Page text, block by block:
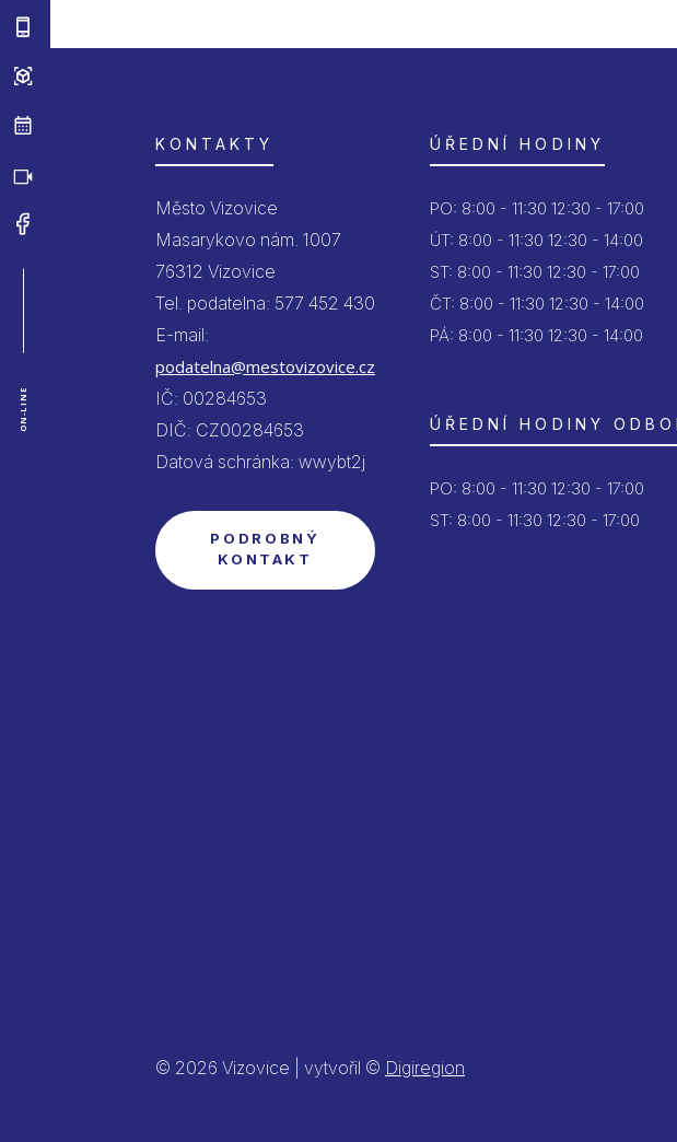
ON-LINE
KONTAKTY
Město Vizovice
Masarykovo nám. 1007
76312 Vizovice
Tel. podatelna: 577 452 430
E-mail:
podatelna@mestovizovice.cz
IČ: 00284653
DIČ: CZ00284653
Datová schránka: wwybt2j
PODROBNÝ
KONTAKT
ÚŘEDNÍ HODINY
PO: 8:00 - 11:30 12:30 - 17:00
ÚT: 8:00 - 11:30 12:30 - 14:00
ST: 8:00 - 11:30 12:30 - 17:00
ČT: 8:00 - 11:30 12:30 - 14:00
PÁ: 8:00 - 11:30 12:30 - 14:00
ÚŘEDNÍ HODINY
PO: 8:00 - 11:30 12:30 - 17:00
ST: 8:00 - 11:30 12:30 - 17:00
© 2026 Vizovice | vytvořil © Digiregion